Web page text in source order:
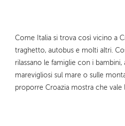
Come Italia si trova così vicino a
traghetto, autobus e molti altri.
rilassano le famiglie con i
marevigliosi sul mare o sulle
proporre Croazia mostra che vale